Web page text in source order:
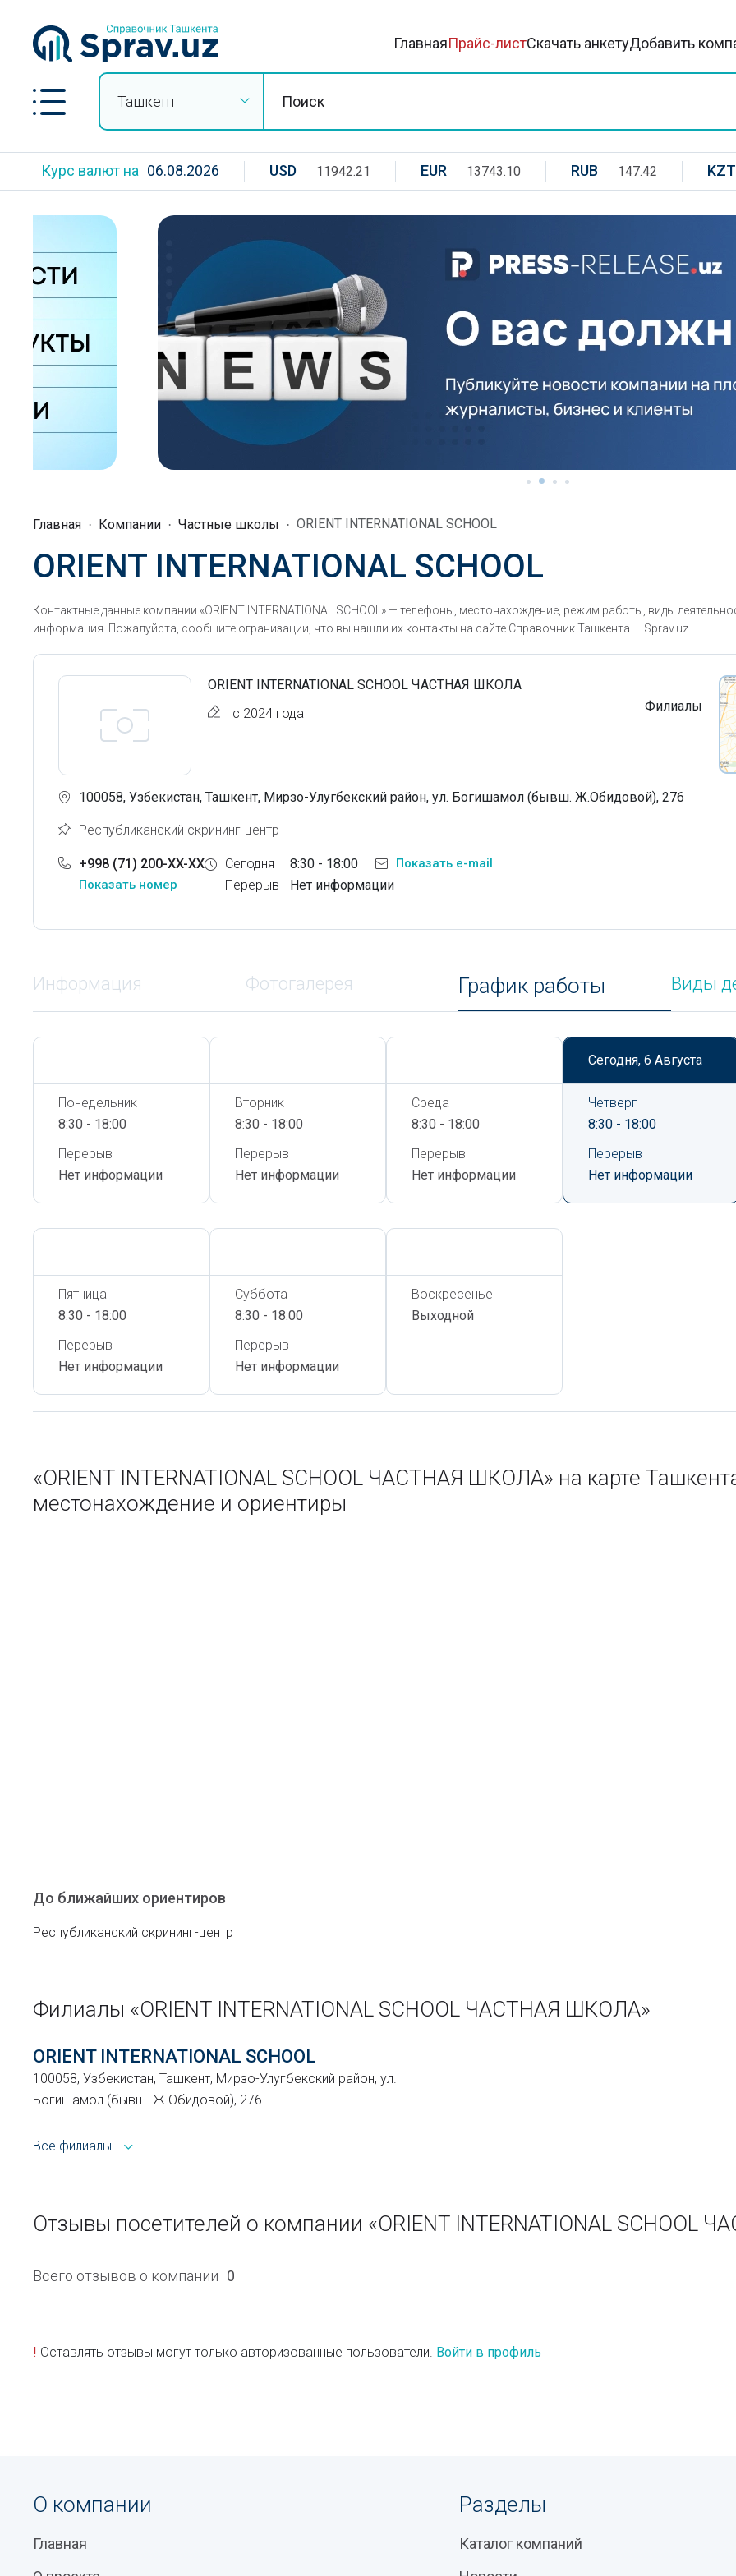
ГлавнаяПрайс-листСкачать анкетуДобавить
Ташкент
Курс валют на 06.08.2026 USD 11942.21 EUR 13743.10 RUB 147.42 KZT
Главная Компании Частные школы ORIENT INTERNATIONAL SCHOOL
ORIENT INTERNATIONAL SCHOOL
Контактные данные компании «ORIENT INTERNATIONAL SCHOOL» — телефоны, местонахождение, режим работы, виды
информация. Пожалуйста, сообщите огранизации, что вы нашли их контакты на сайте Справочник Ташкента — Sprav.uz.
ORIENT INTERNATIONAL SCHOOL ЧАСТНАЯ ШКОЛА
с 2024 года
Филиалы
100058, Узбекистан, Ташкент, Мирзо-Улугбекский район, ул. Богишамол (бывш. Ж.Обидовой), 276
Республиканский скрининг-центр
+998 (71) 200-XX-XX
Показать номер
Сегодня
Перерыв
8:30 - 18:00
Нет информации
Показать e-mail
Информация Фотогалерея График работы Виды
Понедельник
8:30 - 18:00
Перерыв
Нет информации
Вторник
8:30 - 18:00
Перерыв
Нет информации
Среда
8:30 - 18:00
Перерыв
Нет информации
Сегодня, 6 Августа
Четверг
8:30 - 18:00
Перерыв
Нет информации
Пятница
8:30 - 18:00
Перерыв
Нет информации
Суббота
8:30 - 18:00
Перерыв
Нет информации
Воскресенье
Выходной
«ORIENT INTERNATIONAL SCHOOL ЧАСТНАЯ ШКОЛА» на карте
местонахождение и ориентиры
До ближайших ориентиров
Республиканский скрининг-центр
Филиалы «ORIENT INTERNATIONAL SCHOOL ЧАСТНАЯ ШКОЛА»
ORIENT INTERNATIONAL SCHOOL
100058, Узбекистан, Ташкент, Мирзо-Улугбекский район, ул.
Богишамол (бывш. Ж.Обидовой), 276
Все филиалы
Отзывы посетителей о компании «ORIENT INTERNATIONAL SCHOOL
Всего отзывов о компании 0
! Оставлять отзывы могут только авторизованные пользователи. Войти в профиль
О компании
Главная
Разделы
Каталог компаний